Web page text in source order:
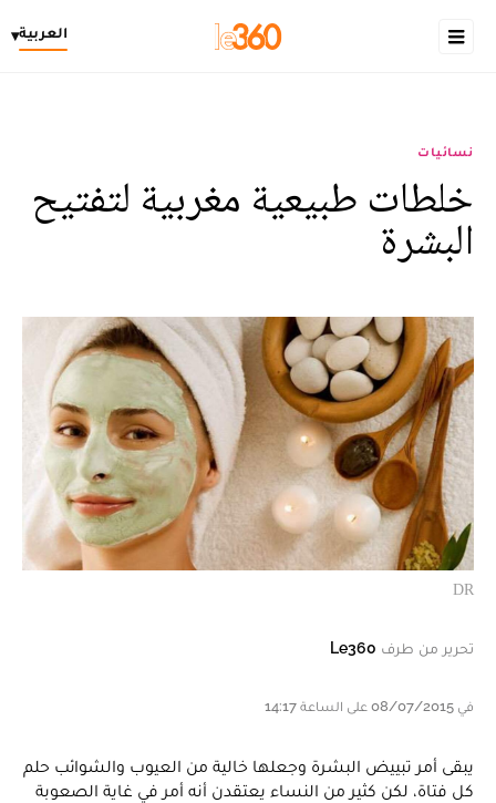
العربية▾
نسائيات
خلطات طبيعية مغربية لتفتيح
البشرة
DR
تحرير من طرف Le360
في 08/07/2015 على الساعة 14:17
يبقى أمر تبييض البشرة وجعلها خالية من العيوب والشوائب حلم
كل فتاة، لكن كثير من النساء يعتقدن أنه أمر في غاية الصعوبة